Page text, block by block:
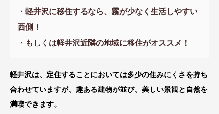
・軽井沢に移住するなら、霧が少なく生活しやすい
西側！
・もしくは軽井沢近隣の地域に移住がオススメ！
軽井沢は、定住することにおいては多少の住みにくさを持ち
合わせていますが、趣ある建物が並び、美しい景観と自然を
満喫できます。